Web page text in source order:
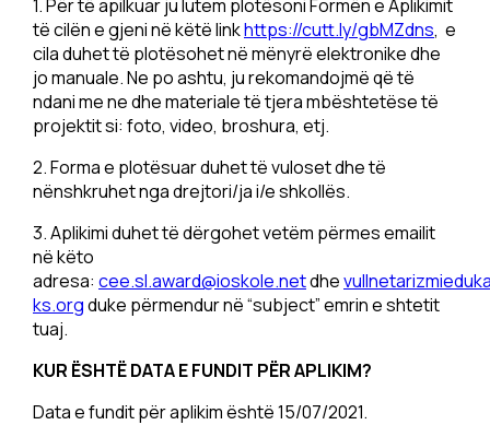
1. Për të apilkuar ju lutem plotësoni Formën e Aplikimit
të cilën e gjeni në këtë linkhttps://cutt.ly/gbMZdns, e
cila duhet të plotësohet në mënyrë elektronike dhe
jo manuale. Ne po ashtu, ju rekomandojmë që të
ndani me ne dhe materiale të tjera mbështetëse të
projektit si: foto, video, broshura, etj.
2. Forma e plotësuar duhet të vuloset dhe të
nënshkruhet nga drejtori/ja i/e shkollës.
3. Aplikimi duhet të dërgohet vetëm përmes emailit
në këto
adresa: cee.sl.award@ioskole.netdhe
ks.orgduke përmendur në “subject” emrin e shtetit
tuaj.
KUR ËSHTË DATA E FUNDIT PËR APLIKIM?
Data e fundit për aplikim është 15/07/2021.